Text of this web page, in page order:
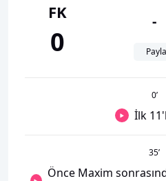
FK
0
-
0’
İlk
35’
Önce Maxim